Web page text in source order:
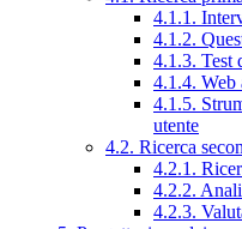
4.1.1.
4.1.2.
4.1.3. Test
4.1.4. Web
4.1.5.
utente
4.2. Ricerca
4.2.1.
4.2.2.
4.2.3.